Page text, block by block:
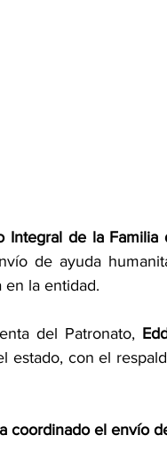
Integral de la Familia
de ayuda
en la entidad.
del Patronato,
estado, con el
coordinado el envío